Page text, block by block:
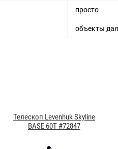
просто
объекты
Телескоп Levenhuk Skyline
BASE 60T #72847